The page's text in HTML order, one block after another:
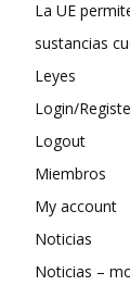
La UE
sustancias
Leyes
Login/
Logout
Miembros
My account
Noticias
Noticias –